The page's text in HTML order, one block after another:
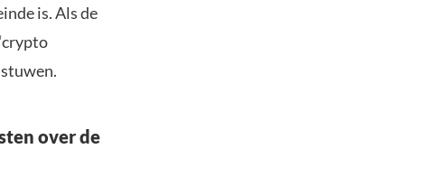
is. Als de
over de